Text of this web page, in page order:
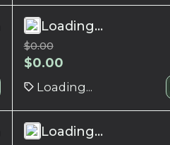
Loading...
$0.00
$0.00
Loading...
Loading...